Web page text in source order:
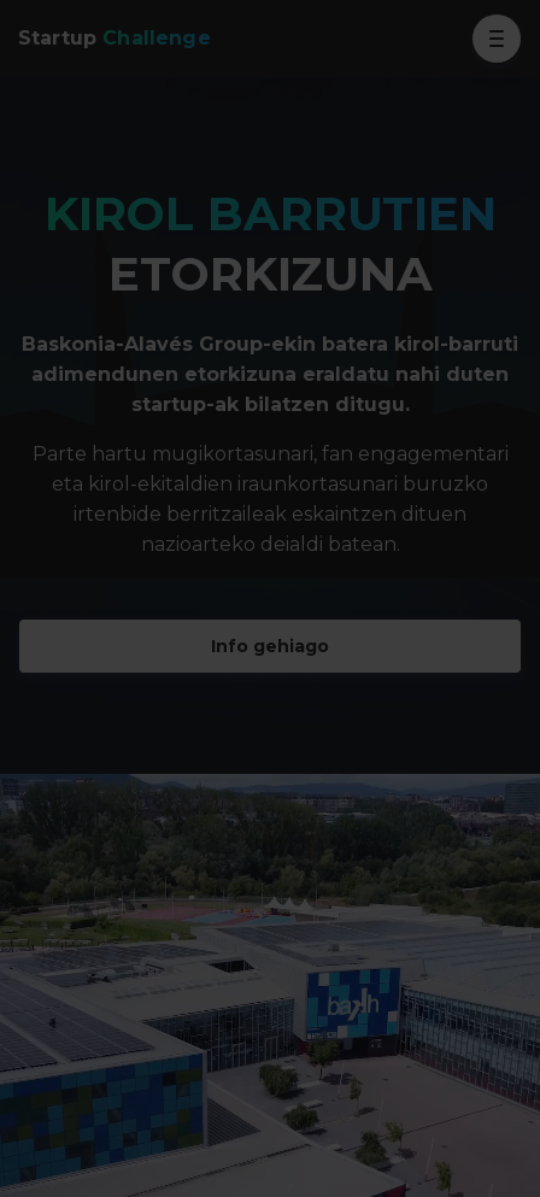
Startup Challenge
KIROL BARRUTIEN
ETORKIZUNA
Baskonia-Alavés Group-ekin batera kirol-barruti
adimendunen etorkizuna eraldatu nahi duten
startup-ak bilatzen ditugu.
Parte hartu mugikortasunari, fan engagementari
eta kirol-ekitaldien iraunkortasunari buruzko
irtenbide berritzaileak eskaintzen dituen
nazioarteko deialdi batean.
Info gehiago